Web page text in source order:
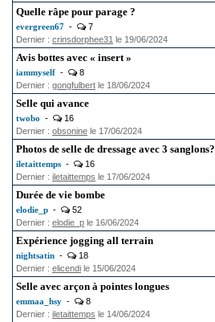
Quelle râpe pour parage ?
evergreen67 -
7
Dernier : crinsdorphee31 le 19/06/2024
Avis bottes avec « insert »
iammyself -
8
Dernier : gongfulbert le 18/06/2024
Selle qui avance
twobo -
16
Dernier : obsonine le 17/06/2024
Photos de selle de dressage avec 3 sanglons?
iletaittemps -
16
Dernier : iletaittemps le 17/06/2024
Durée de vie bombe
elodie_p -
52
Dernier : elodie_p le 16/06/2024
Expérience jogging all terrain
nightsatin -
18
Dernier : elicendi le 15/06/2024
Selle avec arçon à pointes longues
emmaa_hsy -
8
Dernier : iletaittemps le 14/06/2024